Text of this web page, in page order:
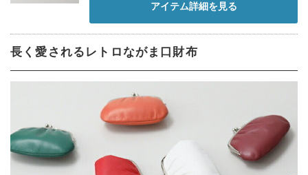
アイテム詳細を見る
長く愛されるレトロながま口財布